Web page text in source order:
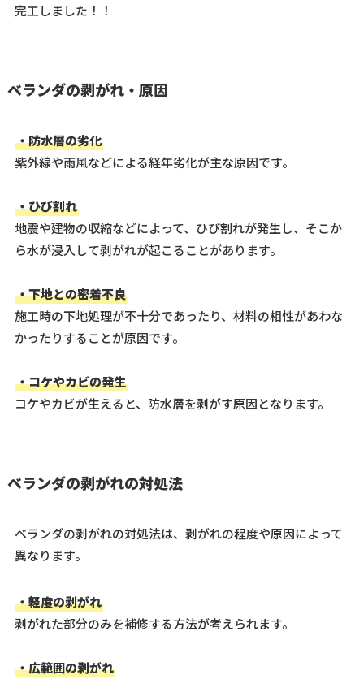
完工しました！！
ベランダの剥がれ・原因
・防水層の劣化
紫外線や雨風などによる経年劣化が主な原因です。
・ひび割れ
地震や建物の収縮などによって、ひび割れが発生し、そこか
ら水が浸入して剥がれが起こることがあります。
・下地との密着不良
施工時の下地処理が不十分であったり、材料の相性があわな
かったりすることが原因です。
・コケやカビの発生
コケやカビが生えると、防水層を剥がす原因となります。
ベランダの剥がれの対処法
ベランダの剥がれの対処法は、剥がれの程度や原因によって
異なります。
・軽度の剥がれ
剥がれた部分のみを補修する方法が考えられます。
・広範囲の剥がれ